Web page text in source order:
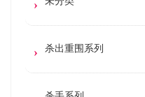
杀出重围系列